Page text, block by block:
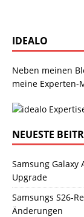
IDEALO
Neben meinen
meine Experten-
NEUESTE
Samsung Galaxy
Upgrade
Samsungs S26-
Änderungen